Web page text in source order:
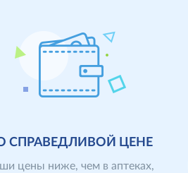
СПРАВЕДЛИВОЙ ЦЕНЕ
цены ниже, чем в аптеках,